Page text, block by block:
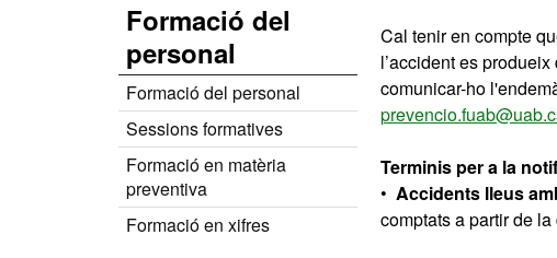
Formació del
personal
Formació del personal
Sessions formatives
Formació en matèria
preventiva
Formació en xifres
Cal tenir en compte
l’accident es
comunicar-ho
Terminis per a la
• Accidents lleus
comptats a partir de